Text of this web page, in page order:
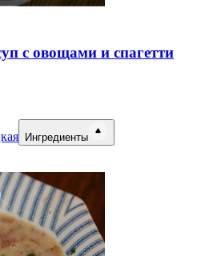
с овощами и спагетти
Ингредиенты